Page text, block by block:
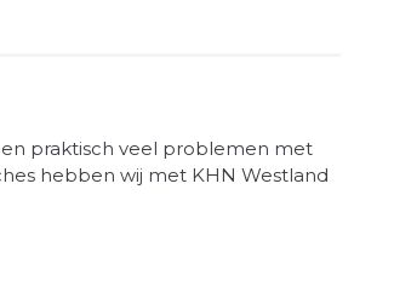
praktisch veel problemen met
hebben wij met KHN Westland